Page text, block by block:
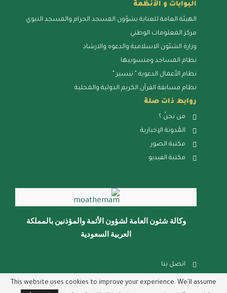
البوابات و الأنظمة
الهيئة العامة للعناية بشؤون المسجد الحرام والمسجد النبوي
مركز المعلومات الوطني
وزارة الشئون الاسلامية والدعوه والارشاد
نظام المساجد ومنسوبيها
نظام الأعمال الدعوية " تيسير "
نظام مسابقة القرآن الكريم الدولية والمحلية
روابط ذات صلة
من نحنُ ؟
المُدونة الإخبارية
مكتبة الصور
مكتبة الفيديو
وكالة شئون العامة لشؤون الأئمة والمؤذنين بالمملكة
العربية السعودية
اتصل بنا
الشكاوي والإقتراحات
This website uses cookies to improve your experience. We'll assume